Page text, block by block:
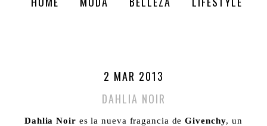
2 MAR 2013
DAHLIA NOIR
Dahlia Noir es la nueva fragancia deGivenchy, un